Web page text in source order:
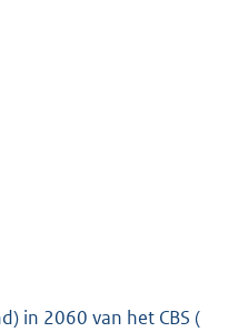
in 2060 van het CBS (